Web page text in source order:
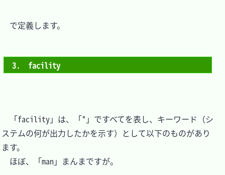
で定義します。
3.　facility
「facility」は、「*」ですべてを表し、キーワード（シ
ステムの何が出力したかを示す）として以下のものがあり
ます。
ほぼ、「man」まんまですが。